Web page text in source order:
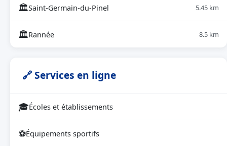
🏛Saint-Germain-du-Pinel 5.45 km
🏛Rannée 8.5 km
🔗 Services en ligne
🎓Écoles et établissements
⚽Équipements sportifs